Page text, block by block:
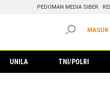
PEDOMAN MEDIA SIBER
MASUK
UNILA TNI/POLRI